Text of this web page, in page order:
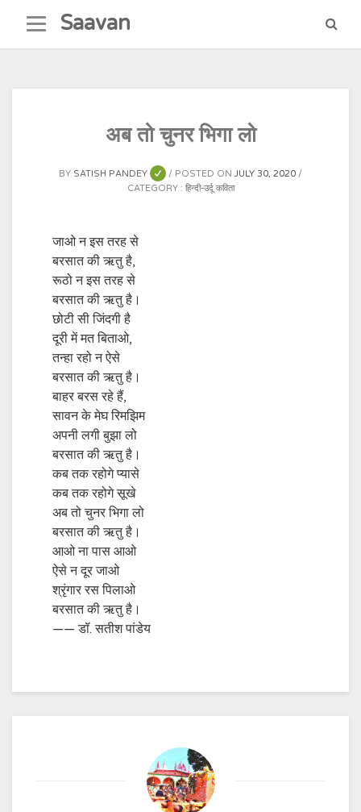
content
Saavan
अब तो चुनर भिगा लो
BY SATISH PANDEY POSTED ON JULY 30, 2020
CATEGORY : हिन्दी-उर्दू कविता
जाओ न इस तरह से
बरसात की ऋतु है,
रूठो न इस तरह से
बरसात की ऋतु है।
छोटी सी जिंदगी है
दूरी में मत बिताओ,
तन्हा रहो न ऐसे
बरसात की ऋतु है।
बाहर बरस रहे हैं,
सावन के मेघ रिमझिम
अपनी लगी बुझा लो
बरसात की ऋतु है।
कब तक रहोगे प्यासे
कब तक रहोगे सूखे
अब तो चुनर भिगा लो
बरसात की ऋतु है।
आओ ना पास आओ
ऐसे न दूर जाओ
श्रृंगार रस पिलाओ
बरसात की ऋतु है।
—— डॉ. सतीश पांडेय